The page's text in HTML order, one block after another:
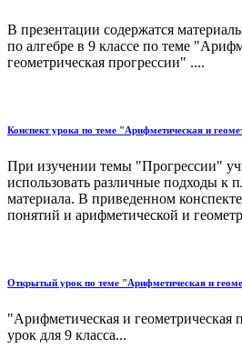
В презентации содержатся
по алгебре в 9 классе по теме
геометрическая прогрессии" ....
Конспект урока по теме "Арифметическая и
При изучении темы "Прогрессии"
использовать различные подходы к
материала. В приведенном
понятий и арифметической и
Открытый урок по теме "Арифметическая и
"Арифметическая и геометрическая
урок для 9 класса...